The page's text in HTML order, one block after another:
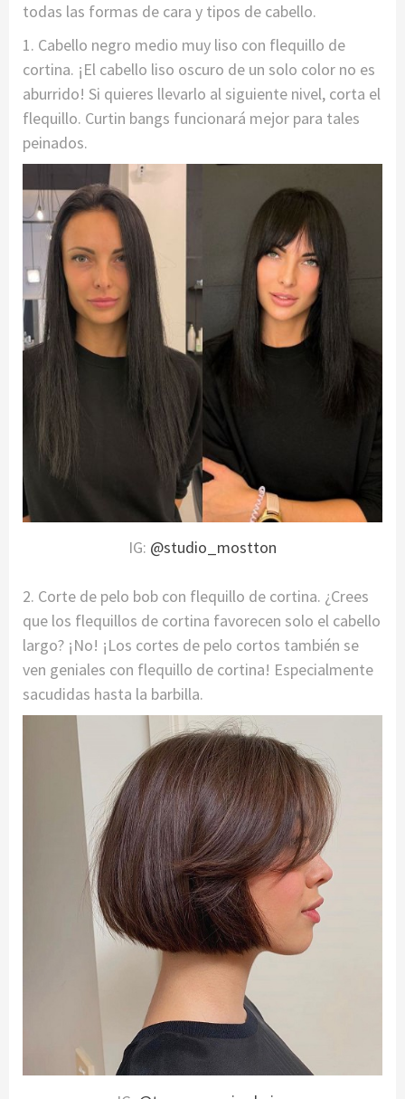
todas las formas de cara y tipos de cabello.
1. Cabello negro medio muy liso con flequillo de
cortina. ¡El cabello liso oscuro de un solo color no es
aburrido! Si quieres llevarlo al siguiente nivel, corta el
flequillo. Curtin bangs funcionará mejor para tales
peinados.
IG: @studio_mostton
2. Corte de pelo bob con flequillo de cortina. ¿Crees
que los flequillos de cortina favorecen solo el cabello
largo? ¡No! ¡Los cortes de pelo cortos también se
ven geniales con flequillo de cortina! Especialmente
sacudidas hasta la barbilla.